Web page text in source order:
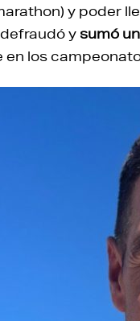
) y poder
ysumó
los